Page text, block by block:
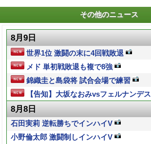
その他のニュース
8月9日
世界1位 激闘の末に4回戦敗退
メド 単初戦敗退も複で8強
錦織圭と島袋将 試合会場で練習
【告知】大坂なおみvsフェルナンデス
8月8日
石田実莉 逆転勝ちでインハイV
小野倫太郎 激闘制しインハイV